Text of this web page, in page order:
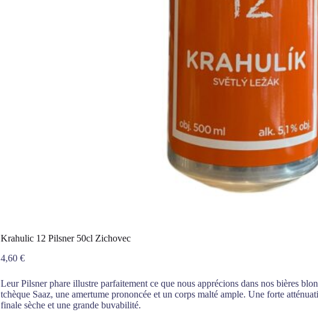
Krahulic 12 Pilsner 50cl Zichovec
4,60 €
Leur Pilsner phare illustre parfaitement ce que nous apprécions dans nos bières
tchèque Saaz, une amertume prononcée et un corps malté ample. Une forte
finale sèche et une grande buvabilité.